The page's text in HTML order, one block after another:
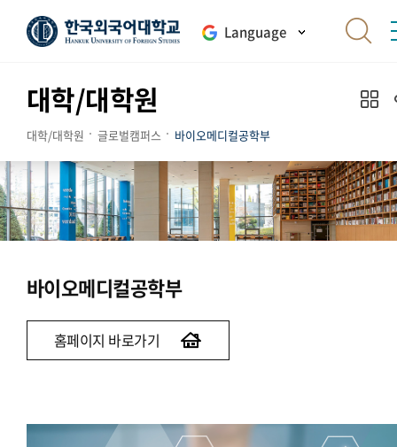
Language
대학/대학원
대학/대학원 글로벌캠퍼스 바이오메디컬공학부
바이오메디컬공학부
홈페이지 바로가기